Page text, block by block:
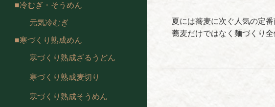
冷むぎ・そうめん
元気冷むぎ
寒づくり熟成めん
寒づくり熟成ざるうどん
寒づくり熟成麦切り
寒づくり熟成そうめん
夏には蕎麦に次ぐ人気の定番
蕎麦だけではなく麺づくり